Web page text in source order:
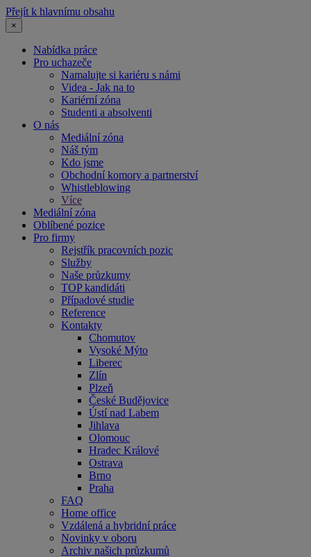
Přejít k hlavnímu obsahu
×
Nabídka práce
Pro uchazeče
Namalujte si kariéru s námi
Videa - Jak na to
Kariérní zóna
Studenti a absolventi
O nás
Mediální zóna
Náš tým
Kdo jsme
Obchodní komory a partnerství
Whistleblowing
Více
Mediální zóna
Oblíbené pozice
Pro firmy
Rejstřík pracovních pozic
Služby
Naše průzkumy
TOP kandidáti
Případové studie
Reference
Kontakty
Chomutov
Vysoké Mýto
Liberec
Zlín
Plzeň
České Budějovice
Ústí nad Labem
Jihlava
Olomouc
Hradec Králové
Ostrava
Brno
Praha
FAQ
Home office
Vzdálená a hybridní práce
Novinky v oboru
Archiv našich průzkumů